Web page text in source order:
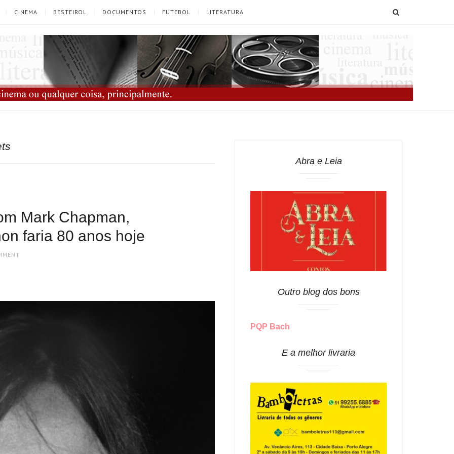
CINEMA BESTEIROL DOCUMENTOS FUTEBOL LITERATURA
Mark Chapman,
faria 80 anos hoje
Abra e Leia
Outro blog dos bons
PQP Bach
E a melhor livraria